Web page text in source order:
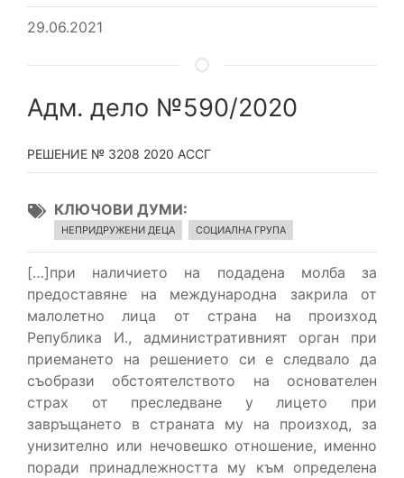
29.06.2021
Адм. дело №590/2020
РЕШЕНИЕ № 3208 2020 АССГ
КЛЮЧОВИ ДУМИ
НЕПРИДРУЖЕНИ ДЕЦА СОЦИАЛНА ГРУПА
[…]при наличието на подадена молба за
предоставяне на международна закрила от
малолетно лица от страна на произход
Република И., административният орган при
приемането на решението си е следвало да
съобрази обстоятелството на основателен
страх от преследване у лицето при
завръщането в страната му на произход, за
унизително или нечовешко отношение, именно
поради принадлежността му към определена